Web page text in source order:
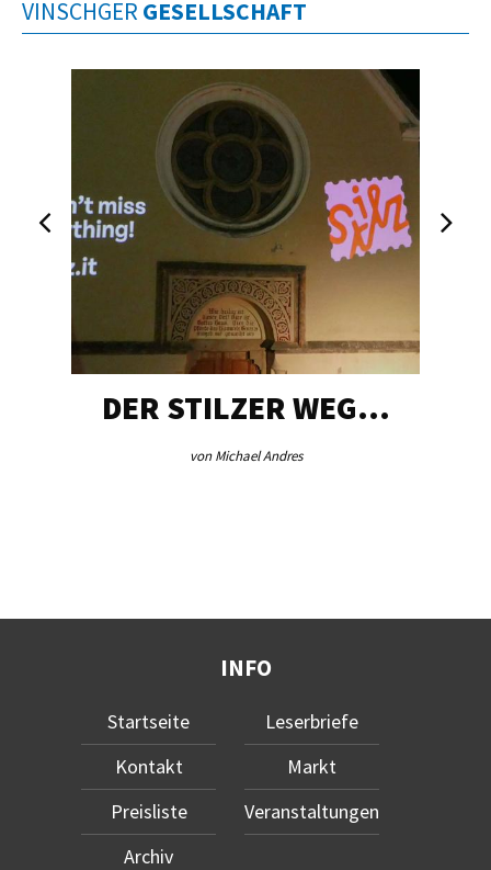
VINSCHGER GESELLSCHAFT
DER STILZER WEG…
von Michael Andres
INFO
Startseite
Kontakt
Preisliste
Archiv
Leserbriefe
Markt
Veranstaltungen